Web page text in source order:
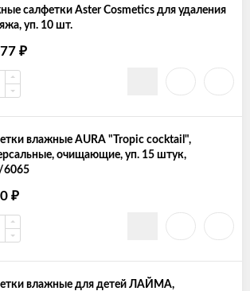
салфетки Aster Cosmetics для удаления
уп. 10 шт.
₽
влажные AURA "Tropic cocktail",
очищающие, уп. 15 штук,
6065
₽
влажные для детей ЛАЙМА,